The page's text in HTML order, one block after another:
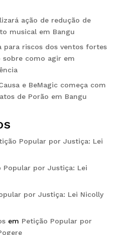
ação de redução de
musical em Bangu
para riscos dos ventos fortes
sobre como agir em
e BeMagic começa com
de Porão em Bangu
Popular por Justiça: Lei
Popular por Justiça: Lei
por Justiça: Lei Nicolly
em Petição Popular por